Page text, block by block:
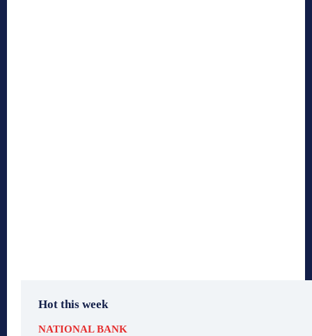
Hot this week
NATIONAL BANK